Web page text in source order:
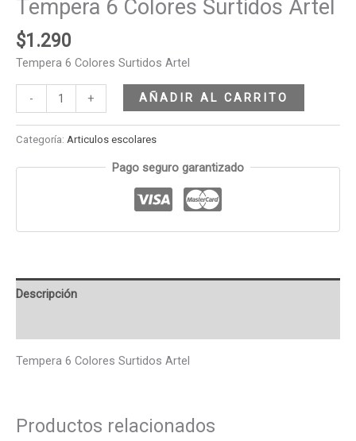
Tempera 6 Colores Surtidos Artel
$1.290
Tempera 6 Colores Surtidos Artel
- + AÑADIR AL CARRITO
Categoría: Articulos escolares
Pago seguro garantizado
Descripción
Tempera 6 Colores Surtidos Artel
Productos relacionados